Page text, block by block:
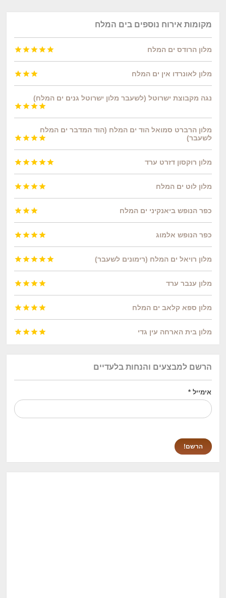
הרשם למבצעים והנחות בלעדיים
אימייל*
מקומות אירוח נוספים בים המלח
מלון הרודס ים המלח 




מלון לאונרדו אין ים המלח 


נגה מקבוצת ישרוטל (לשעבר מלון ישרוטל גנים ים המלח)




מלון הרברט סמואל הוד ים המלח (הוד המדבר ים המלח
לשעבר)




מלון רוקסון דזרט ערד 




מלון לוט ים המלח 



כפר הנופש ביאנקיני ים המלח 


כפר הנופש אלמוג 



מלון רויאל ים המלח (רימונים לשעבר) 




מלון ענבר ערד 



מלון ספא קלאב ים המלח 



מלון בית הארחה עין גדי 


